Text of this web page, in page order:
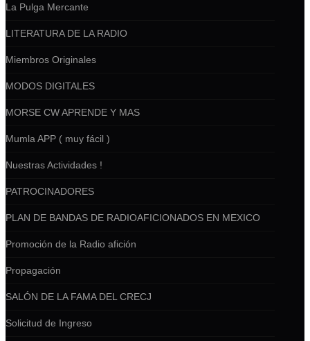
La Pulga Mercante
LITERATURA DE LA RADIO
Miembros Originales
MODOS DIGITALES
MORSE CW APRENDE Y MAS
Mumla APP ( muy fácil )
Nuestras Actividades !
PATROCINADORES
PLAN DE BANDAS DE RADIOAFICIONADOS EN MEXICO
Promoción de la Radio afición
Propagación
SALÓN DE LA FAMA DEL CRECJ
Solicitud de Ingreso